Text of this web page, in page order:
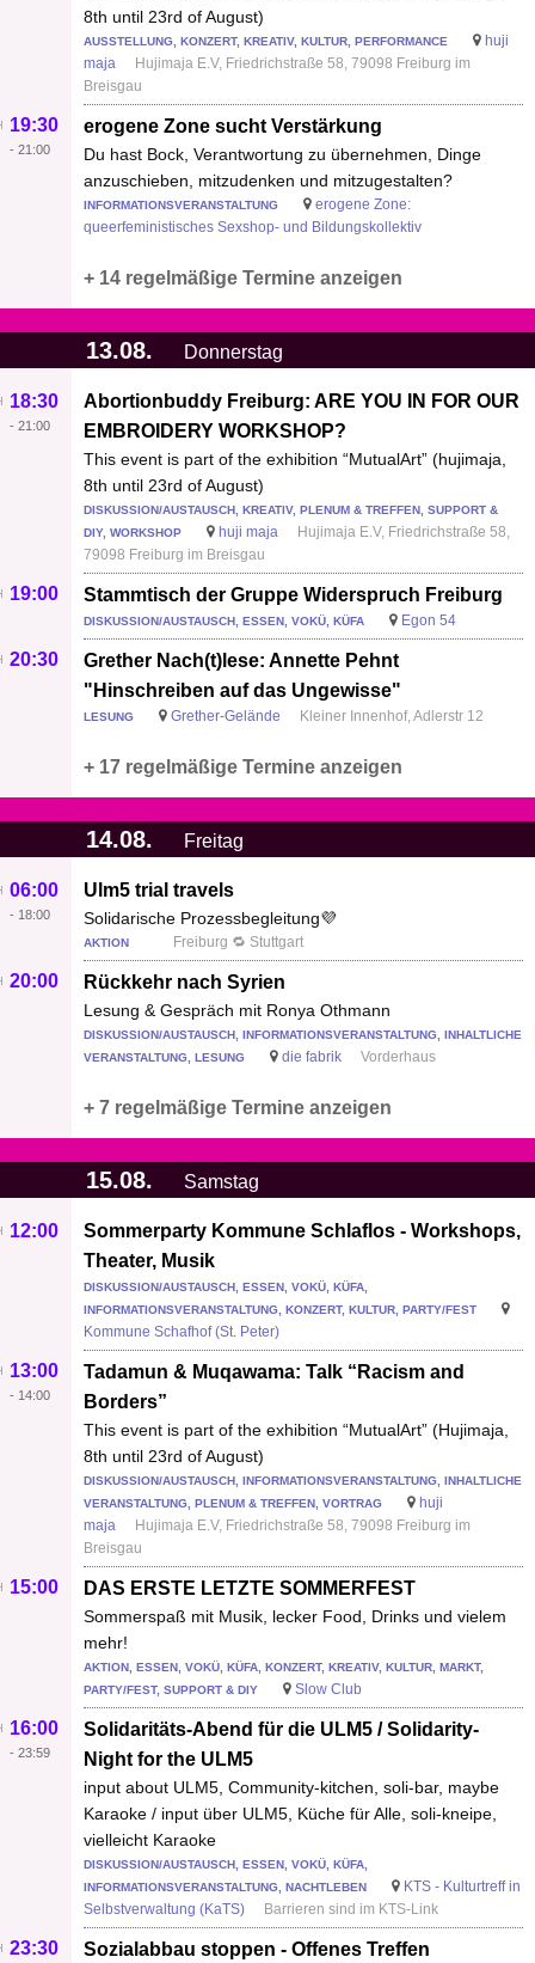
8th until 23rd of August)
AUSSTELLUNG, KONZERT, KREATIV, KULTUR, PERFORMANCE
huji
maja
Hujimaja E.V, Friedrichstraße 58, 79098 Freiburg im
Breisgau
erogene Zone sucht Verstärkung
Du hast Bock, Verantwortung zu übernehmen, Dinge
anzuschieben, mitzudenken und mitzugestalten?
19:30
- 21:00
INFORMATIONSVERANSTALTUNG
erogene Zone:
queerfeministisches Sexshop- und Bildungskollektiv
+ 14 regelmäßige Termine anzeigen
13.08. Donnerstag
Abortionbuddy Freiburg: ARE YOU IN FOR OUR
EMBROIDERY WORKSHOP?
This event is part of the exhibition “MutualArt” (hujimaja,
8th until 23rd of August)
18:30
- 21:00
DISKUSSION/AUSTAUSCH, KREATIV, PLENUM & TREFFEN, SUPPORT &
DIY, WORKSHOP
huji maja
Hujimaja E.V, Friedrichstraße 58,
79098 Freiburg im Breisgau
Stammtisch der Gruppe Widerspruch Freiburg
19:00
DISKUSSION/AUSTAUSCH, ESSEN, VOKÜ, KÜFA Egon 54
Grether Nach(t)lese: Annette Pehnt
"Hinschreiben auf das Ungewisse"
20:30
LESUNG Grether-Gelände Kleiner Innenhof, Adlerstr 12
+ 17 regelmäßige Termine anzeigen
14.08. Freitag
Ulm5 trial travels
Solidarische Prozessbegleitung💜
06:00
- 18:00
AKTION Freiburg 🔁 Stuttgart
Rückkehr nach Syrien
Lesung & Gespräch mit Ronya Othmann
20:00
DISKUSSION/AUSTAUSCH, INFORMATIONSVERANSTALTUNG, INHALTLICHE
VERANSTALTUNG, LESUNG
die fabrik Vorderhaus
+ 7 regelmäßige Termine anzeigen
15.08. Samstag
Sommerparty Kommune Schlaflos - Workshops,
Theater, Musik
12:00
DISKUSSION/AUSTAUSCH, ESSEN, VOKÜ, KÜFA,
INFORMATIONSVERANSTALTUNG, KONZERT, KULTUR, PARTY/FEST
Kommune Schafhof (St. Peter)
Tadamun & Muqawama: Talk “Racism and
Borders”
This event is part of the exhibition “MutualArt” (Hujimaja,
8th until 23rd of August)
13:00
- 14:00
DISKUSSION/AUSTAUSCH, INFORMATIONSVERANSTALTUNG, INHALTLICHE
VERANSTALTUNG, PLENUM & TREFFEN, VORTRAG
huji
maja
Hujimaja E.V, Friedrichstraße 58, 79098 Freiburg im
Breisgau
DAS ERSTE LETZTE SOMMERFEST
Sommerspaß mit Musik, lecker Food, Drinks und vielem
mehr!
15:00
AKTION, ESSEN, VOKÜ, KÜFA, KONZERT, KREATIV, KULTUR, MARKT,
PARTY/FEST, SUPPORT & DIY
Slow Club
Solidaritäts-Abend für die ULM5 / Solidarity-
Night for the ULM5
input about ULM5, Community-kitchen, soli-bar, maybe
Karaoke / input über ULM5, Küche für Alle, soli-kneipe,
vielleicht Karaoke
16:00
- 23:59
DISKUSSION/AUSTAUSCH, ESSEN, VOKÜ, KÜFA,
INFORMATIONSVERANSTALTUNG, NACHTLEBEN
KTS - Kulturtreff in
Selbstverwaltung (KaTS)
Barrieren sind im KTS-Link
Sozialabbau stoppen - Offenes Treffen
23:30